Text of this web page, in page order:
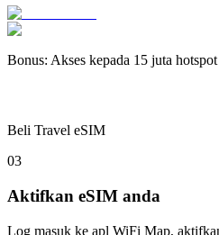
Bonus: Akses kepada 15 juta
Beli Travel eSIM
03
Aktifkan eSIM anda
Log masuk ke apl WiFi Map,